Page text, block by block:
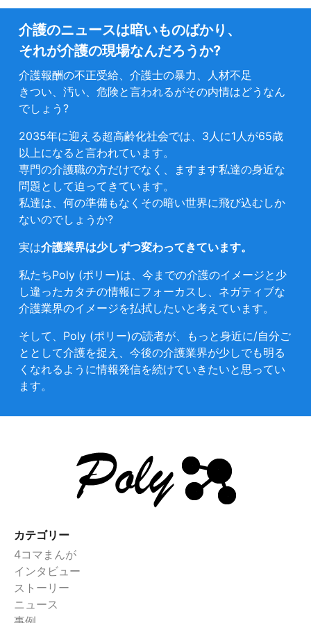
介護のニュースは暗いものばかり、
それが介護の現場なんだろうか?
介護報酬の不正受給、介護士の暴力、人材不足
きつい、汚い、危険と言われるがその内情はどうなん
でしょう?
2035年に迎える超高齢化社会では、3人に1人が65歳
以上になると言われています。
専門の介護職の方だけでなく、ますます私達の身近な
問題として迫ってきています。
私達は、何の準備もなくその暗い世界に飛び込むしか
ないのでしょうか?
実は介護業界は少しずつ変わってきています。
私たちPoly (ポリー)は、今までの介護のイメージと少
し違ったカタチの情報にフォーカスし、ネガティブな
介護業界のイメージを払拭したいと考えています。
そして、Poly (ポリー)の読者が、もっと身近に/自分ご
ととして介護を捉え、今後の介護業界が少しでも明る
くなれるように情報発信を続けていきたいと思ってい
ます。
カテゴリー
4コマまんが
インタビュー
ストーリー
ニュース